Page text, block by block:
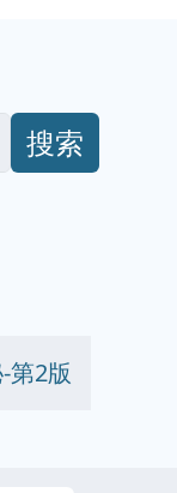
搜索
第2版